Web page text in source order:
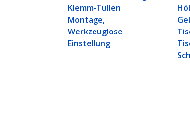
Klemm-Tullen
Montage,
Werkzeuglose
Einstellung